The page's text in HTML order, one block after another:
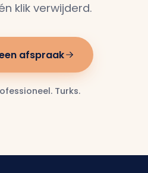
klik verwijderd.
afspraak
Turks.